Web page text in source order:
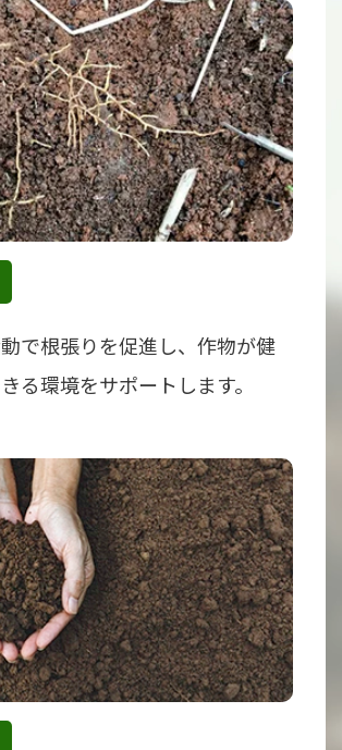
で根張りを促進し、作物が健
る環境をサポートします。